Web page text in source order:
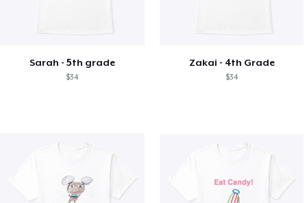
Sarah - 5th grade
$34
Zakai - 4th Grade
$34